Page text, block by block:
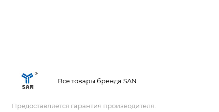
Все товары бренда SAN
Предоставляется гарантия производителя.